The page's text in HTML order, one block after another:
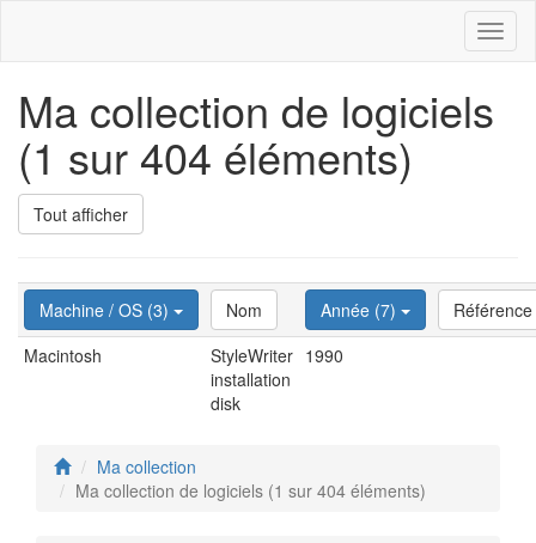
Ma collection de logiciels
(1 sur 404 éléments)
Tout afficher
Machine / OS (3) Nom Année (7)
Référence
Macintosh
StyleWriter
installation
disk
1990
Ma collection
Ma collection de logiciels (1 sur 404 éléments)